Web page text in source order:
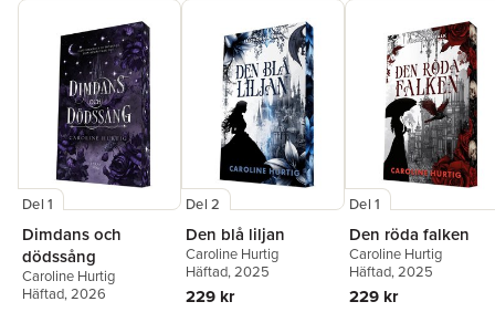
Del 1
Dimdans och
dödssång
Caroline Hurtig
Häftad, 2026
Del 2
Den blå liljan
Caroline Hurtig
Häftad, 2025
229 kr
Del 1
Den röda falken
Caroline Hurtig
Häftad, 2025
229 kr